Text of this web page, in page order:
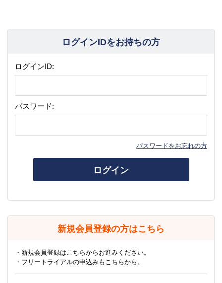
ログインIDをお持ちの方
ログインID:
パスワード:
パスワードをお忘れの方
ログイン
新規会員登録の方はこちら
・新規会員登録はこちらからお進みください。
・フリートライアルの申込みもこちらから。